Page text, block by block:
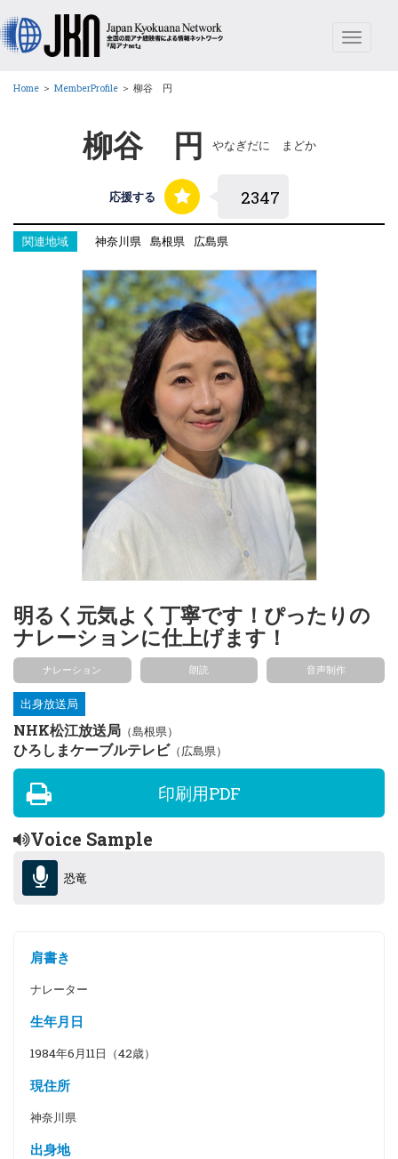
Toggle
Home ＞ MemberProfile ＞ 柳谷 円
柳谷 円 やなぎだに まどか
応援する
関連地域 神奈川県 島根県 広島県
明るく元気よく丁寧です！ぴったりの
ナレーションに仕上げます！
ナレーション 朗読 音声制作
出身放送局
NHK松江放送局 （島根県）
ひろしまケーブルテレビ（広島県）
印刷用PDF
Voice Sample
恐竜
肩書き
ナレーター
生年月日
1984年6月11日（42歳）
現住所
神奈川県
出身地